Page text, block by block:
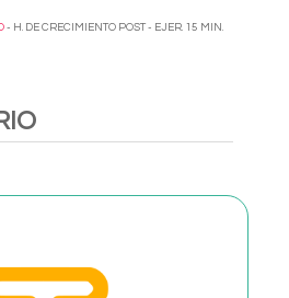
- H. DE CRECIMIENTO POST - EJER. 15 MIN.